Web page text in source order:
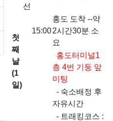
첫
째
날
(1
일)
선
15:00
홍도 도착 --약
2시간30분 소
요
홍도터미널1
층 4번 기둥 앞
미팅
- 숙소배정 후
자유시간
- 트래킹코스 :